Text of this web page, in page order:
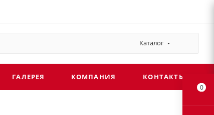
Каталог
ГАЛЕРЕЯ КОМПАНИЯ КОНТАКТЫ
0